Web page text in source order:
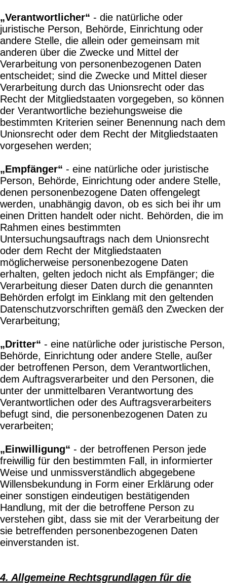
„Verantwortlicher“ - die natürliche oder
juristische Person, Behörde, Einrichtung oder
andere Stelle, die allein oder gemeinsam mit
anderen über die Zwecke und Mittel der
Verarbeitung von personenbezogenen Daten
entscheidet; sind die Zwecke und Mittel dieser
Verarbeitung durch das Unionsrecht oder das
Recht der Mitgliedstaaten vorgegeben, so können
der Verantwortliche beziehungsweise die
bestimmten Kriterien seiner Benennung nach dem
Unionsrecht oder dem Recht der Mitgliedstaaten
vorgesehen werden;
„Empfänger“ - eine natürliche oder juristische
Person, Behörde, Einrichtung oder andere Stelle,
denen personenbezogene Daten offengelegt
werden, unabhängig davon, ob es sich bei ihr um
einen Dritten handelt oder nicht. Behörden, die im
Rahmen eines bestimmten
Untersuchungsauftrags nach dem Unionsrecht
oder dem Recht der Mitgliedstaaten
möglicherweise personenbezogene Daten
erhalten, gelten jedoch nicht als Empfänger; die
Verarbeitung dieser Daten durch die genannten
Behörden erfolgt im Einklang mit den geltenden
Datenschutzvorschriften gemäß den Zwecken der
Verarbeitung;
„Dritter“ - eine natürliche oder juristische Person,
Behörde, Einrichtung oder andere Stelle, außer
der betroffenen Person, dem Verantwortlichen,
dem Auftragsverarbeiter und den Personen, die
unter der unmittelbaren Verantwortung des
Verantwortlichen oder des Auftragsverarbeiters
befugt sind, die personenbezogenen Daten zu
verarbeiten;
„Einwilligung“ - der betroffenen Person jede
freiwillig für den bestimmten Fall, in informierter
Weise und unmissverständlich abgegebene
Willensbekundung in Form einer Erklärung oder
einer sonstigen eindeutigen bestätigenden
Handlung, mit der die betroffene Person zu
verstehen gibt, dass sie mit der Verarbeitung der
sie betreffenden personenbezogenen Daten
einverstanden ist.
4. Allgemeine Rechtsgrundlagen für die